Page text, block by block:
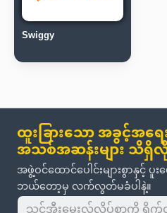
Swiggy
ထူးခြားသော အခွင့်အရေ
အသစ်အဆန်းများ သိရှိ
အဖွဲ့ဝင်ထောင်ပေါင်းများစွာနှင့် ပူး
ဘယ်တော့မှ လက်လွတ်မခံပါနဲ့။